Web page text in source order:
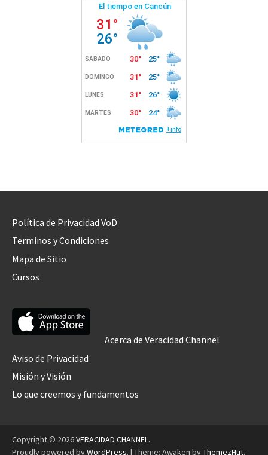
Política de Privacidad VoD
Terminos y Condiciones
Mapa de Sitio
Cursos
Acerca de Veracidad Channel
Aviso de Privacidad
Misión y Visión
Lo que creemos y fundamentos
Copyright © 2026VERACIDAD CHANNEL.
Proudly powered byWordPress. | Theme: Awaken byThemezHut.